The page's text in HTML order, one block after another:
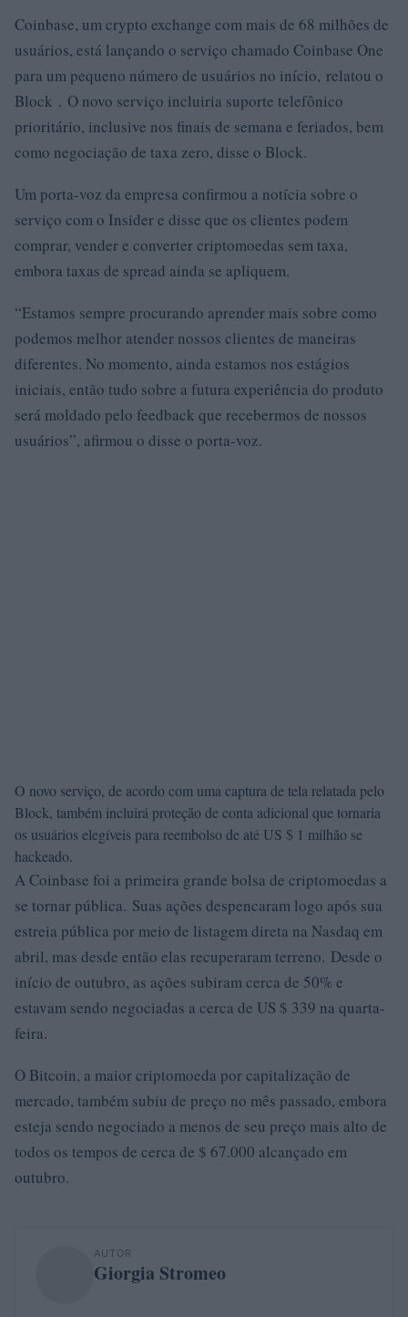
Coinbase, um crypto exchange com mais de 68 milhões de
usuários, está lançando o serviço chamado Coinbase One
para um pequeno número de usuários no início, relatou o
Block . O novo serviço incluiria suporte telefônico
prioritário, inclusive nos finais de semana e feriados, bem
como negociação de taxa zero, disse o Block.
Um porta-voz da empresa confirmou a notícia sobre o
serviço com o Insider e disse que os clientes podem
comprar, vender e converter criptomoedas sem taxa,
embora taxas de spread ainda se apliquem.
“Estamos sempre procurando aprender mais sobre como
podemos melhor atender nossos clientes de maneiras
diferentes. No momento, ainda estamos nos estágios
iniciais, então tudo sobre a futura experiência do produto
será moldado pelo feedback que recebermos de nossos
usuários”, afirmou o disse o porta-voz.
O novo serviço, de acordo com uma captura de tela relatada pelo
Block, também incluirá proteção de conta adicional que tornaria
os usuários elegíveis para reembolso de até US $ 1 milhão se
hackeado.
A Coinbase foi a primeira grande bolsa de criptomoedas a
se tornar pública. Suas ações despencaram logo após sua
estreia pública por meio de listagem direta na Nasdaq em
abril, mas desde então elas recuperaram terreno. Desde o
início de outubro, as ações subiram cerca de 50% e
estavam sendo negociadas a cerca de US $ 339 na quarta-
feira.
O Bitcoin, a maior criptomoeda por capitalização de
mercado, também subiu de preço no mês passado, embora
esteja sendo negociado a menos de seu preço mais alto de
todos os tempos de cerca de $ 67.000 alcançado em
outubro.
AUTOR
Giorgia Stromeo